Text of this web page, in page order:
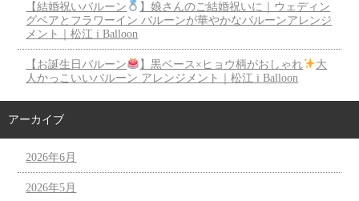
【結婚祝いバルーン
】娘さんのご結婚祝いに｜ウェディン
グベアとフラワーイン バルーンが華やかなバルーンアレンジ
メント｜松江 i Balloon
【お誕生日バルーン 】黒ベース×ヒョウ柄がおしゃれ
大
人かっこいいバルーン アレンジメント｜松江 i Balloon
アーカイブ
2026年6月
2026年5月